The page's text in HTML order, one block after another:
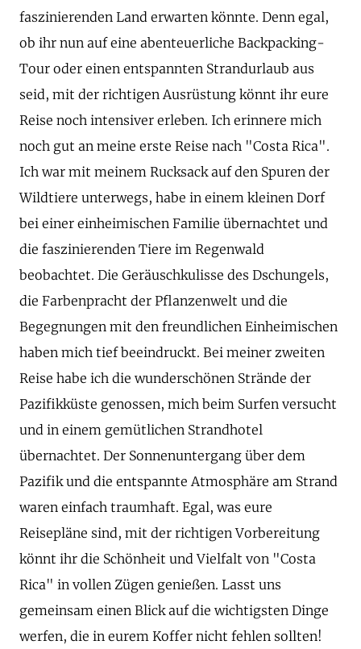
faszinierenden Land erwarten könnte. Denn egal,
ob ihr nun auf eine abenteuerliche Backpacking-
Tour oder einen entspannten Strandurlaub aus
seid, mit der richtigen Ausrüstung könnt ihr eure
Reise noch intensiver erleben. Ich erinnere mich
noch gut an meine erste Reise nach "Costa Rica".
Ich war mit meinem Rucksack auf den Spuren der
Wildtiere unterwegs, habe in einem kleinen Dorf
bei einer einheimischen Familie übernachtet und
die faszinierenden Tiere im Regenwald
beobachtet. Die Geräuschkulisse des Dschungels,
die Farbenpracht der Pflanzenwelt und die
Begegnungen mit den freundlichen Einheimischen
haben mich tief beeindruckt. Bei meiner zweiten
Reise habe ich die wunderschönen Strände der
Pazifikküste genossen, mich beim Surfen versucht
und in einem gemütlichen Strandhotel
übernachtet. Der Sonnenuntergang über dem
Pazifik und die entspannte Atmosphäre am Strand
waren einfach traumhaft. Egal, was eure
Reisepläne sind, mit der richtigen Vorbereitung
könnt ihr die Schönheit und Vielfalt von "Costa
Rica" in vollen Zügen genießen. Lasst uns
gemeinsam einen Blick auf die wichtigsten Dinge
werfen, die in eurem Koffer nicht fehlen sollten!